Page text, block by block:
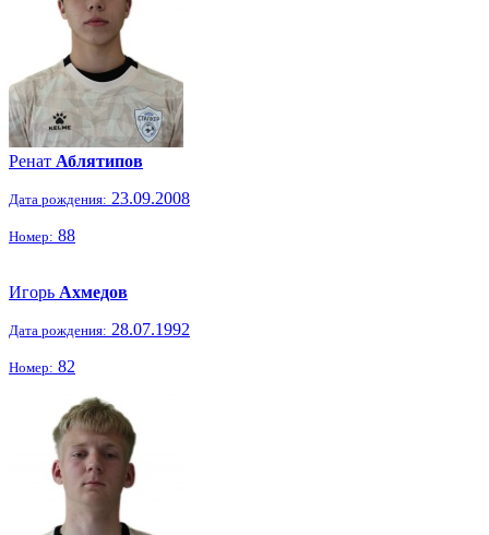
Ренат Аблятипов
Дата рождения: 23.09.2008
Номер: 88
Игорь Ахмедов
Дата рождения: 28.07.1992
Номер: 82